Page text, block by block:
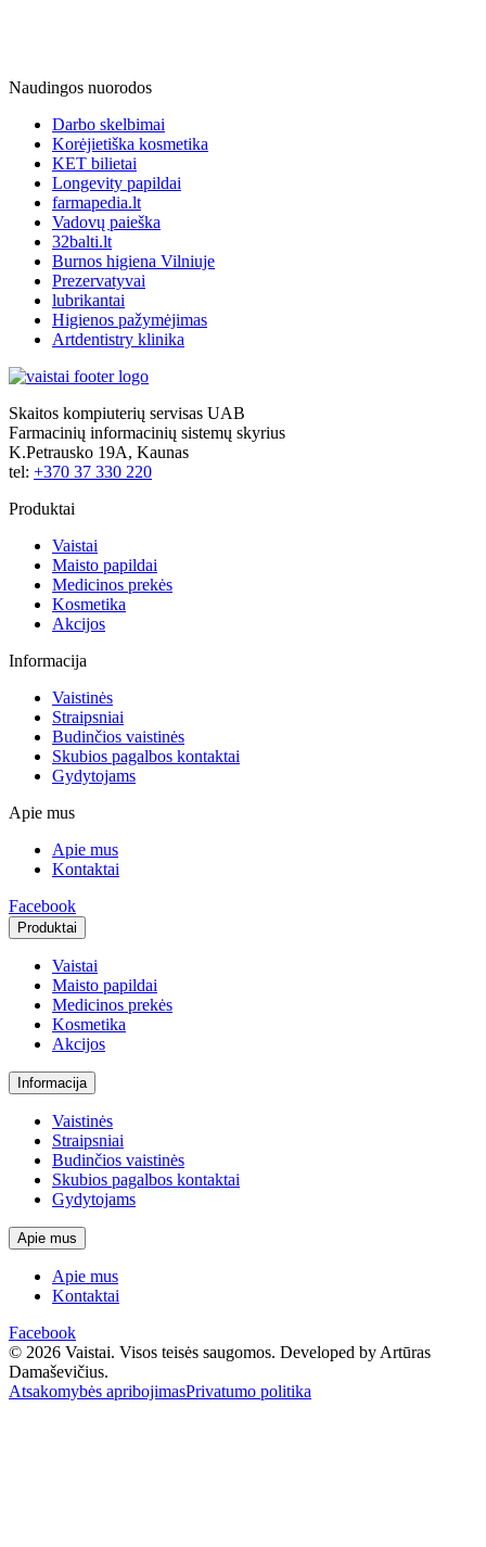
Naudingos nuorodos
Darbo skelbimai
Korėjietiška kosmetika
KET bilietai
Longevity papildai
farmapedia.lt
Vadovų paieška
32balti.lt
Burnos higiena Vilniuje
Prezervatyvai
lubrikantai
Higienos pažymėjimas
Artdentistry klinika
Skaitos kompiuterių servisas UAB
Farmacinių informacinių sistemų skyrius
K.Petrausko 19A, Kaunas
tel: +370 37 330 220
Produktai
Vaistai
Maisto papildai
Medicinos prekės
Kosmetika
Akcijos
Informacija
Vaistinės
Straipsniai
Budinčios vaistinės
Skubios pagalbos kontaktai
Gydytojams
Apie mus
Apie mus
Kontaktai
Facebook
Produktai
Vaistai
Maisto papildai
Medicinos prekės
Kosmetika
Akcijos
Informacija
Vaistinės
Straipsniai
Budinčios vaistinės
Skubios pagalbos kontaktai
Gydytojams
Apie mus
Apie mus
Kontaktai
Facebook
© 2026 Vaistai. Visos teisės saugomos. Developed by Artūras
Damaševičius.
Atsakomybės apribojimasPrivatumo politika